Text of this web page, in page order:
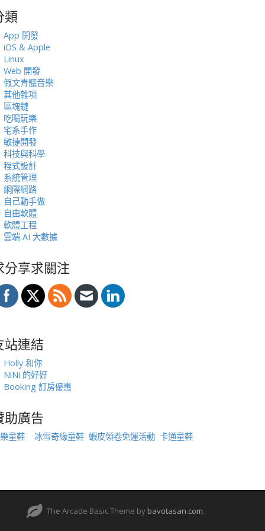
類
App 開發
iOS & Apple
Linux
Web 開發
假文青聽音樂
其他雜項
區塊鏈
吃喝玩樂
宅系手作
敏捷開發
科技與科學
程式設計
系統管理
網際網路
自己動手做
自由軟體
軟體工程
雲端 AI 大數據
分享求關注
站連結
Holly 和你
NiNi 的好好
Booking 訂房優惠
助廣告
童鞋 冰雪奇緣童鞋 蝦皮領卷免運活動 卡通童鞋
The Arcade Basic Theme by bavotasan.com.